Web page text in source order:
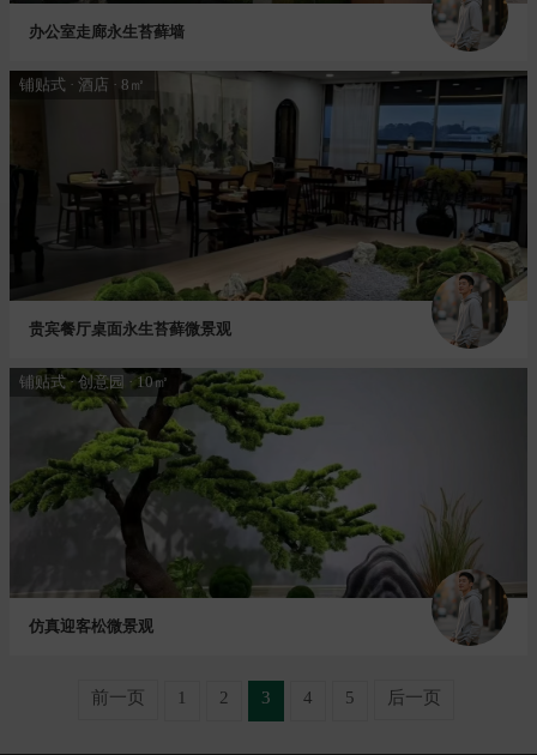
办公室走廊永生苔藓墙
铺贴式 · 酒店 · 8㎡
贵宾餐厅桌面永生苔藓微景观
铺贴式 · 创意园 · 10㎡
仿真迎客松微景观
前一页 1 2 3 4 5 后一页